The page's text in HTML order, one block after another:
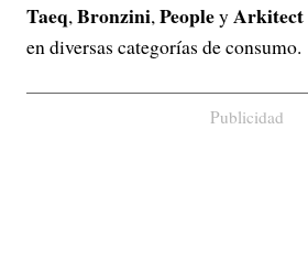
Taeq,Bronzini,PeopleyArkitect
en diversas categorías de consumo.
Publicidad